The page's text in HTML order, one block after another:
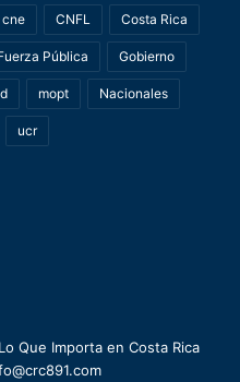
cne CNFL Costa Rica
Pública Gobierno
mopt Nacionales
ucr
Que Importa en Costa Rica